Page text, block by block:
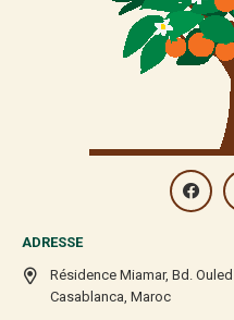
ADRESSE
Résidence Miamar, Bd.
Casablanca, Maroc